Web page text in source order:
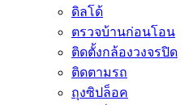
ดิลโด้
ตรวจบ้านก่อนโอน
ติดตั้งกล้องวงจรปิด
ติดตามรถ
ถุงซิปล็อค